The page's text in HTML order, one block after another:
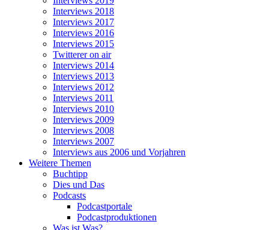
Interviews 2018
Interviews 2017
Interviews 2016
Interviews 2015
Twitterer on air
Interviews 2014
Interviews 2013
Interviews 2012
Interviews 2011
Interviews 2010
Interviews 2009
Interviews 2008
Interviews 2007
Interviews aus 2006 und Vorjahren
Weitere Themen
Buchtipp
Dies und Das
Podcasts
Podcastportale
Podcastproduktionen
Was ist Was?